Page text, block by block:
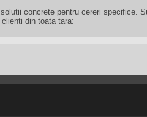
concrete pentru cereri specifice.
din toata tara: